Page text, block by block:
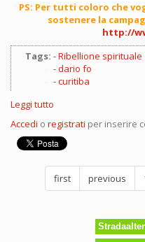
PS: Per tutti coloro che
sostenere la
http://
Tags:
Ribellione spirituale
dario fo
curitiba
Leggi tutto
Fo
sindaco
di
Milano!
Accedi o registrati per inserire
first previous